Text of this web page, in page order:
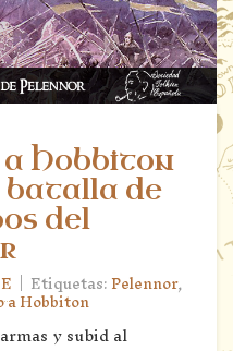
a Hobbiton
batalla de
del
| Etiquetas:Pelennor,
a Hobbiton
y subid al